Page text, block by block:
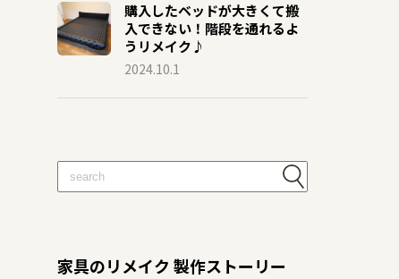
購入したベッドが大きくて搬
入できない！階段を通れるよ
うリメイク♪
2024.10.1
家具のリメイク 製作ストーリー